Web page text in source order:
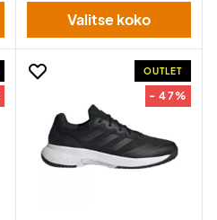
Valitse koko
OUTLET
- 47%